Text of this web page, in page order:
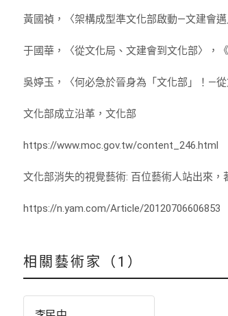
黃國禎，〈架構成型準文化部啟動—文建會
于國華，〈從文化局、文建會到文化部〉，
吳婷玉，〈何必急於晉身為「文化部」！—
文化部成立沿革，文化部
https://www.moc.gov.tw/content_246.html
文化部消失的視覺藝術: 百位藝術人站出來，
https://n.yam.com/Article/20120706606853
相關藝術家（1）